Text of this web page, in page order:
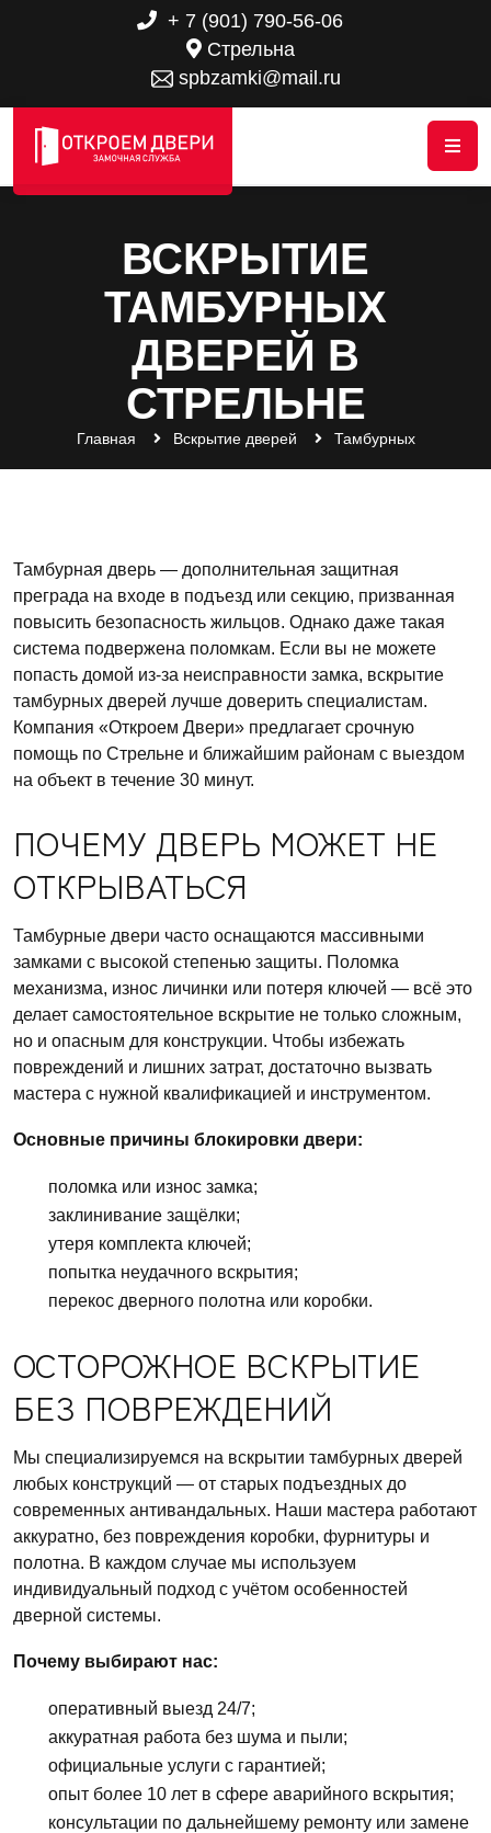
+ 7 (901) 790-56-06
Стрельна
spbzamki@mail.ru
ВСКРЫТИЕ
ТАМБУРНЫХ
ДВЕРЕЙ В
СТРЕЛЬНЕ
Главная Вскрытие дверей Тамбурных
Тамбурная дверь — дополнительная защитная
преграда на входе в подъезд или секцию, призванная
повысить безопасность жильцов. Однако даже такая
система подвержена поломкам. Если вы не можете
попасть домой из-за неисправности замка, вскрытие
тамбурных дверей лучше доверить специалистам.
Компания «Откроем Двери» предлагает срочную
помощь по Стрельне и ближайшим районам с выездом
на объект в течение 30 минут.
ПОЧЕМУ ДВЕРЬ МОЖЕТ НЕ
ОТКРЫВАТЬСЯ
Тамбурные двери часто оснащаются массивными
замками с высокой степенью защиты. Поломка
механизма, износ личинки или потеря ключей — всё это
делает самостоятельное вскрытие не только сложным,
но и опасным для конструкции. Чтобы избежать
повреждений и лишних затрат, достаточно вызвать
мастера с нужной квалификацией и инструментом.
Основные причины блокировки двери:
поломка или износ замка;
заклинивание защёлки;
утеря комплекта ключей;
попытка неудачного вскрытия;
перекос дверного полотна или коробки.
ОСТОРОЖНОЕ ВСКРЫТИЕ
БЕЗ ПОВРЕЖДЕНИЙ
Мы специализируемся на вскрытии тамбурных дверей
любых конструкций — от старых подъездных до
современных антивандальных. Наши мастера работают
аккуратно, без повреждения коробки, фурнитуры и
полотна. В каждом случае мы используем
индивидуальный подход с учётом особенностей
дверной системы.
Почему выбирают нас:
оперативный выезд 24/7;
аккуратная работа без шума и пыли;
официальные услуги с гарантией;
опыт более 10 лет в сфере аварийного вскрытия;
консультации по дальнейшему ремонту или замене